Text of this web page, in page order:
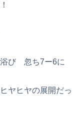
浴び 忽ち7ー6に
ヤヒヤの展開だっ